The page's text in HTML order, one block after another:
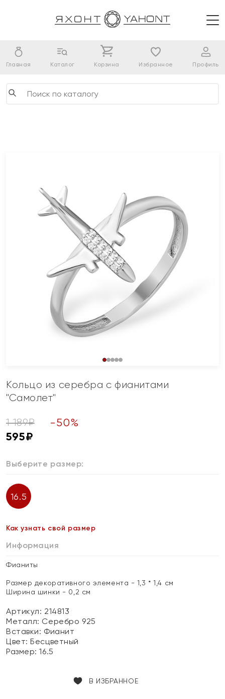
Главная Каталог Корзина Избранное Профиль
Кольцо из серебра с фианитами
"Самолет"
1 189₽ -50%
595₽
Выберите размер:
16.5
Как узнать свой размер
Информация
Фианиты
Размер декоративного элемента - 1,3 * 1,4 см
Ширина шинки - 0,2 см
Артикул: 214813
Металл: Серебро 925
Вставки: Фианит
Цвет:Бесцветный
Размер:16.5
В ИЗБРАННОЕ